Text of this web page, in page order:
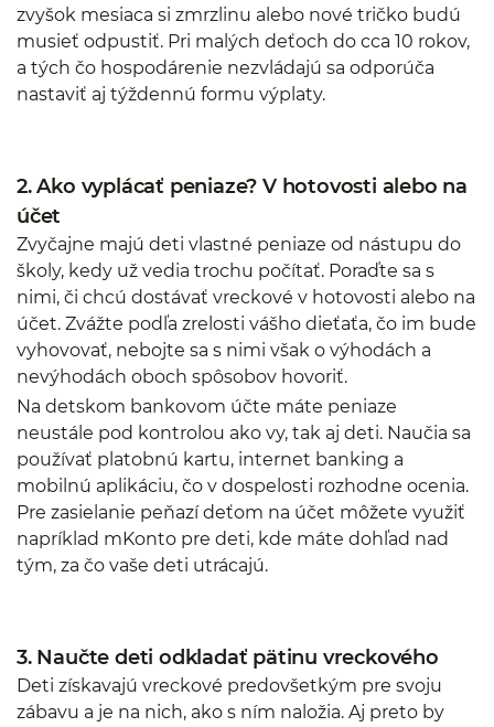
zvyšok mesiaca si zmrzlinu alebo nové tričko budú
musieť odpustiť. Pri malých deťoch do cca 10 rokov,
a tých čo hospodárenie nezvládajú sa odporúča
nastaviť aj týždennú formu výplaty.
2. Ako vyplácať peniaze? V hotovosti alebo na
účet
Zvyčajne majú deti vlastné peniaze od nástupu do
školy, kedy už vedia trochu počítať. Poraďte sa s
nimi, či chcú dostávať vreckové v hotovosti alebo na
účet. Zvážte podľa zrelosti vášho dieťaťa, čo im bude
vyhovovať, nebojte sa s nimi však o výhodách a
nevýhodách oboch spôsobov hovoriť.
Na detskom bankovom účte máte peniaze
neustále pod kontrolou ako vy, tak aj deti. Naučia sa
používať platobnú kartu, internet banking a
mobilnú aplikáciu, čo v dospelosti rozhodne ocenia.
Pre zasielanie peňazí deťom na účet môžete využiť
napríklad mKonto pre deti, kde máte dohľad nad
tým, za čo vaše deti utrácajú.
3. Naučte deti odkladať pätinu vreckového
Deti získavajú vreckové predovšetkým pre svoju
zábavu a je na nich, ako s ním naložia. Aj preto by